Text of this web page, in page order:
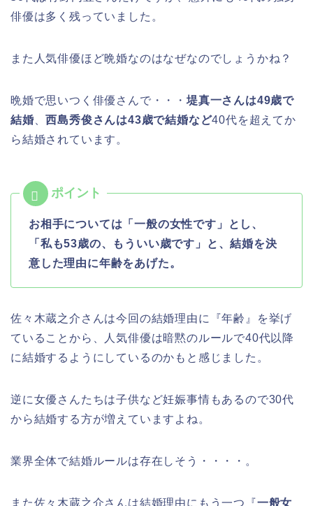
俳優は多く残っていました。
また人気俳優ほど晩婚なのはなぜなのでしょうかね？
晩婚で思いつく俳優さんで・・・ 堤真一さんは49歳で
結婚 、西島秀俊さんは43歳で結婚など40代を超えてか
ら結婚されています。
お相手については「一般の女性です」とし、
「私も53歳の、もういい歳です」と、結婚を決
意した理由に年齢をあげた。
佐々木蔵之介さんは今回の結婚理由に『年齢』を挙げ
ていることから、人気俳優は暗黙のルールで40代以降
に結婚するようにしているのかもと感じました。
逆に女優さんたちは子供など妊娠事情もあるので30代
から結婚する方が増えていますよね。
業界全体で結婚ルールは存在しそう・・・・。
また佐々木蔵之介さんは結婚理由にもう一つ『一般女